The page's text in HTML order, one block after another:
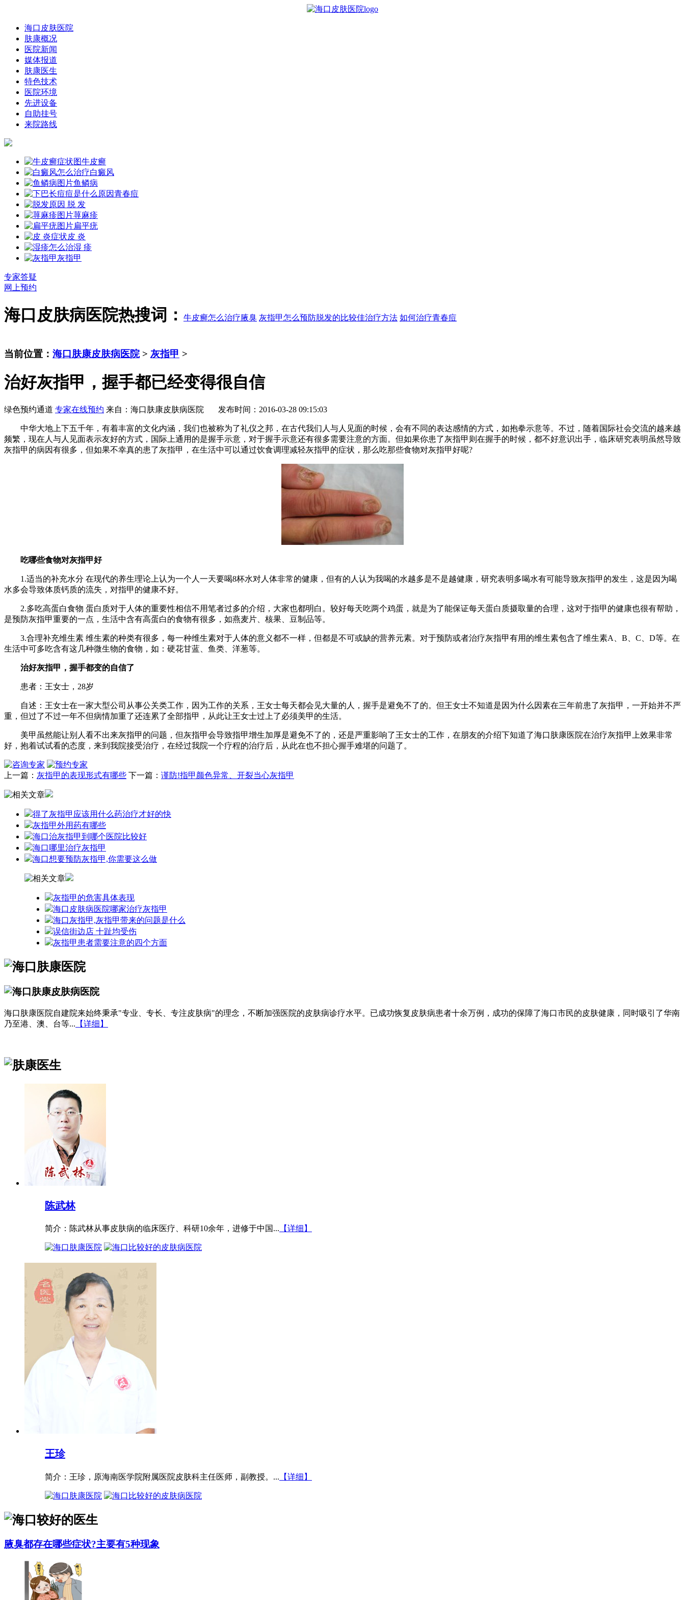
海口皮肤医院
肤康概况
医院新闻
媒体报道
肤康医生
特色技术
医院环境
先进设备
自助挂号
来院路线
牛皮癣
白癜风
鱼鳞病
青春痘
脱 发
荨麻疹
扁平疣
皮 炎
湿 疹
灰指甲
专家答疑
网上预约
海口皮肤病医院热搜词： 牛皮癣怎么治疗腋臭 灰指甲怎么预防脱发的比较佳治疗方法 如何治疗青春痘
当前位置： 海口肤康皮肤病医院> 灰指甲 >
治好灰指甲，握手都已经变得很自信
绿色预约通道 专家在线预约 来自：海口肤康皮肤病医院 发布时间：2016-03-28 09:15:03
中华大地上下五千年，有着丰富的文化内涵，我们也被称为了礼仪之邦，在古代我们人与人见面的时候，会有不同的表达感情的方式，如抱拳示意等。不过，随着国际社会交流的越来越
频繁，现在人与人见面表示友好的方式，国际上通用的是握手示意，对于握手示意还有很多需要注意的方面。但如果你患了灰指甲则在握手的时候，都不好意识出手，临床研究表明虽然导致
灰指甲的病因有很多，但如果不幸真的患了灰指甲，在生活中可以通过饮食调理减轻灰指甲的症状，那么吃那些食物对灰指甲好呢?
吃哪些食物对灰指甲好
1.适当的补充水分 在现代的养生理论上认为一个人一天要喝8杯水对人体非常的健康，但有的人认为我喝的水越多是不是越健康，研究表明多喝水有可能导致灰指甲的发生，这是因为喝
水多会导致体质钙质的流失，对指甲的健康不好。
2.多吃高蛋白食物 蛋白质对于人体的重要性相信不用笔者过多的介绍，大家也都明白。较好每天吃两个鸡蛋，就是为了能保证每天蛋白质摄取量的合理，这对于指甲的健康也很有帮助，
是预防灰指甲重要的一点，生活中含有高蛋白的食物有很多，如燕麦片、核果、豆制品等。
3.合理补充维生素 维生素的种类有很多，每一种维生素对于人体的意义都不一样，但都是不可或缺的营养元素。对于预防或者治疗灰指甲有用的维生素包含了维生素A、B、C、D等。在
生活中可多吃含有这几种微生物的食物，如：硬花甘蓝、鱼类、洋葱等。
治好灰指甲，握手都变的自信了
患者：王女士，28岁
自述：王女士在一家大型公司从事公关类工作，因为工作的关系，王女士每天都会见大量的人，握手是避免不了的。但王女士不知道是因为什么因素在三年前患了灰指甲，一开始并不严
重，但过了不过一年不但病情加重了还连累了全部指甲，从此让王女士过上了必须美甲的生活。
美甲虽然能让别人看不出来灰指甲的问题，但灰指甲会导致指甲增生加厚是避免不了的，还是严重影响了王女士的工作，在朋友的介绍下知道了海口肤康医院在治疗灰指甲上效果非常
好，抱着试试看的态度，来到我院接受治疗，在经过我院一个疗程的治疗后，从此在也不担心握手难堪的问题了。
上一篇： 灰指甲的表现形式有哪些 下一篇： 谨防!指甲颜色异常、开裂当心灰指甲
得了灰指甲应该用什么药治疗才好的快
灰指甲外用药有哪些
海口治灰指甲到哪个医院比较好
海口哪里治疗灰指甲
海口想要预防灰指甲,你需要这么做
灰指甲的危害具体表现
海口皮肤病医院哪家治疗灰指甲
海口灰指甲,灰指甲带来的问题是什么
误信街边店 十趾均受伤
灰指甲患者需要注意的四个方面
海口肤康医院自建院来始终秉承"专业、专长、专注皮肤病"的理念，不断加强医院的皮肤病诊疗水平。已成功恢复皮肤病患者十余万例，成功的保障了海口市民的皮肤健康，同时吸引了华南
乃至港、澳、台等... 【详细】
陈武林
简介：陈武林从事皮肤病的临床医疗、科研10余年，进修于中国... 【详细】
王珍
简介：王珍，原海南医学院附属医院皮肤科主任医师，副教授。... 【详细】
腋臭都存在哪些症状?主要有5种现象